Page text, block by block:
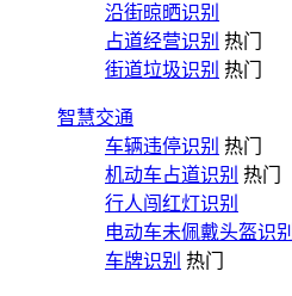
沿街晾晒识别
占道经营识别 热门
街道垃圾识别 热门
智慧交通
车辆违停识别 热门
机动车占道识别 热门
行人闯红灯识别
电动车未佩戴头盔识别
车牌识别 热门